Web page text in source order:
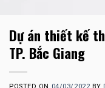
Dự án thiết kế
TP. Bắc Giang